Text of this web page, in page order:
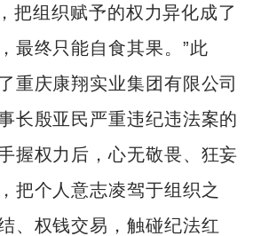
，把组织赋予的权力异化成了
最终只能自食其果。”此
重庆康翔实业集团有限公司
长殷亚民严重违纪违法案的
握权力后，心无敬畏、狂妄
把个人意志凌驾于组织之
、权钱交易，触碰纪法红